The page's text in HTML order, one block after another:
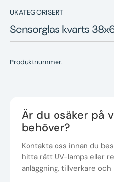
UKATEGORISERT
Sensorglas kvarts
Produktnummer:
Är du osäker på
behöver?
Kontakta oss innan du
hitta rätt UV-lampa eller
anläggning, tillverkare och